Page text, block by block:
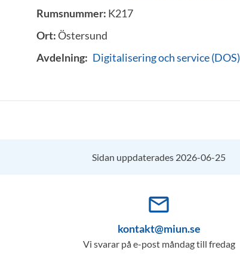
Rumsnummer: K217
Ort:Östersund
Avdelning: Digitalisering och service (DOS)
Sidan uppdaterades 2026-06-25
mail_outline
kontakt@miun.se
Vi svarar på e-post måndag till fredag